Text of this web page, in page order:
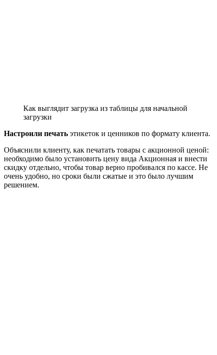
Как выглядит загрузка из таблицы для начальной
загрузки
Настроили печать этикеток и ценников по формату клиента.
Объяснили клиенту, как печатать товары с акционной ценой:
необходимо было установить цену вида Акционная и внести
скидку отдельно, чтобы товар верно пробивался по кассе. Не
очень удобно, но сроки были сжатые и это было лучшим
решением.